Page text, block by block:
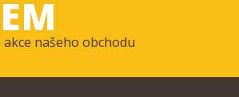
našeho obchodu